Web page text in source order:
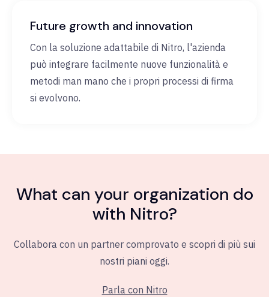
Future growth and innovation
Con la soluzione adattabile di Nitro, l'azienda
può integrare facilmente nuove funzionalità e
metodi man mano che i propri processi di firma
si evolvono.
What can your organization do
with Nitro?
Collabora con un partner comprovato e scopri di più sui
nostri piani oggi.
Parla con Nitro